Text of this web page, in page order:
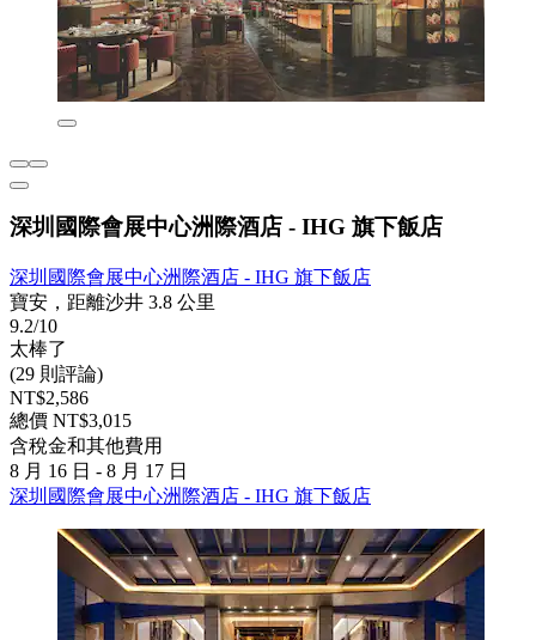
深圳國際會展中心洲際酒店 - IHG 旗下飯店
深圳國際會展中心洲際酒店 - IHG 旗下飯店
寶安，距離沙井 3.8 公里
9.2/10
太棒了
(29 則評論)
NT$2,586
總價 NT$3,015
含稅金和其他費用
8 月 16 日 - 8 月 17 日
深圳國際會展中心洲際酒店 - IHG 旗下飯店